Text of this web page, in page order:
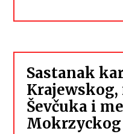
Sastanak
Ševčuka i
Mokrzyckog